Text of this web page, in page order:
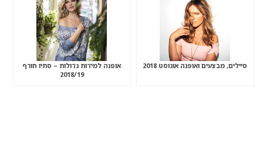
סיילים, מבצעים ואופנה אוגוסט 2018
אופנה למידות גדולות – סתיו חורף
2018/19